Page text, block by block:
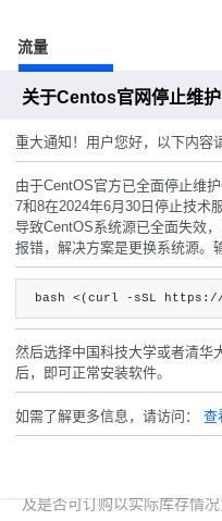
流量
宽带
不限制
周期
试用
月 季
68.00
注：以上是参考价格，具体
及是否可订购以实际库存情况
关于Centos官网停止维
重大通知！用户您好，以下内容
由于CentOS官方已全面停止维
7和8在2024年6月30日停止技术
导致CentOS系统源已全面失效
报错，解决方案是更换系统源。
bash <(curl -sSL
然后选择中国科技大学或者清华
后，即可正常安装软件。
如需了解更多信息，请访问： 查